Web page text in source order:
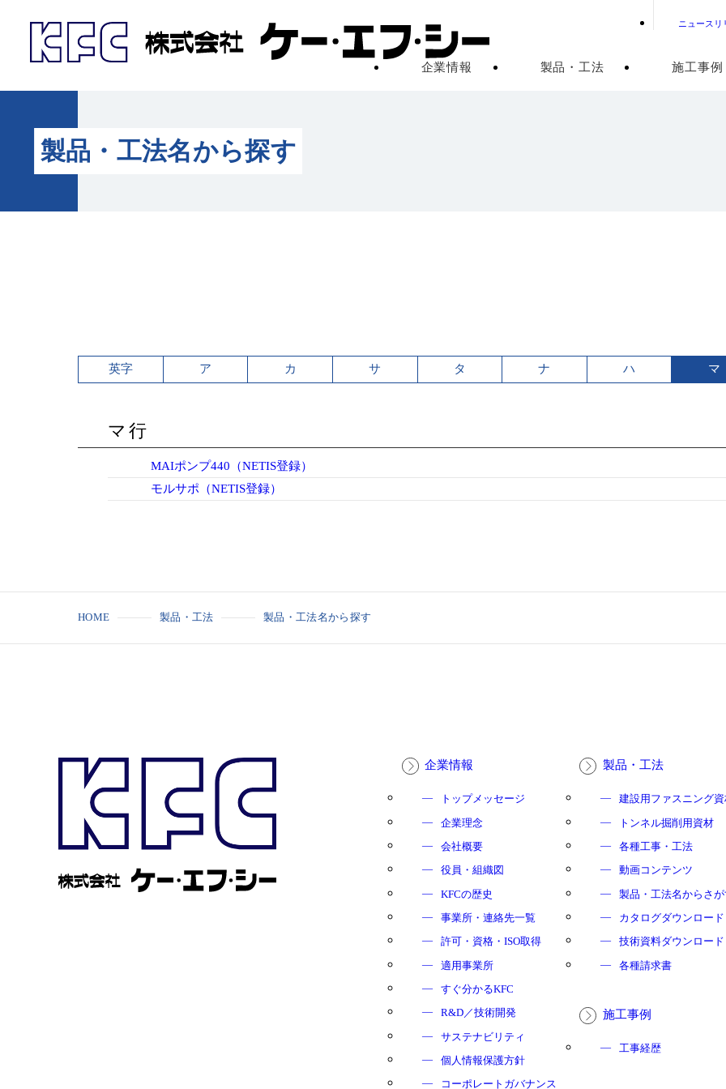
企業情報 製品・工法 施工事例
ニュースリ
製品・工法名から探す
英字 ア カ サ タ ナ ハ マ
マ行
MAIポンプ440（NETIS登録）
モルサポ（NETIS登録）
HOME 製品・工法 製品・工法名から探す
企業情報
トップメッセージ
企業理念
会社概要
役員・組織図
KFCの歴史
事業所・連絡先一覧
許可・資格・ISO取得
適用事業所
すぐ分かるKFC
R&D／技術開発
サステナビリティ
個人情報保護方針
コーポレートガバナンス
製品・工法
建設用ファスニング
トンネル掘削用資材
各種工事・工法
動画コンテンツ
製品・工法名からさが
カタログダウンロード
技術資料ダウンロード
各種請求書
施工事例
工事経歴